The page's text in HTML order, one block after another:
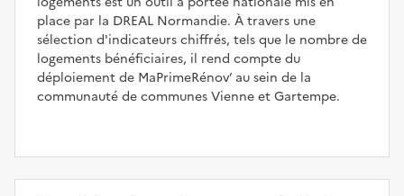
place par la DREAL Normandie. À travers une
sélection d'indicateurs chiffrés, tels que le nombre de
logements bénéficiaires, il rend compte du
déploiement de MaPrimeRénov’ au sein de la
communauté de communes Vienne et Gartempe.